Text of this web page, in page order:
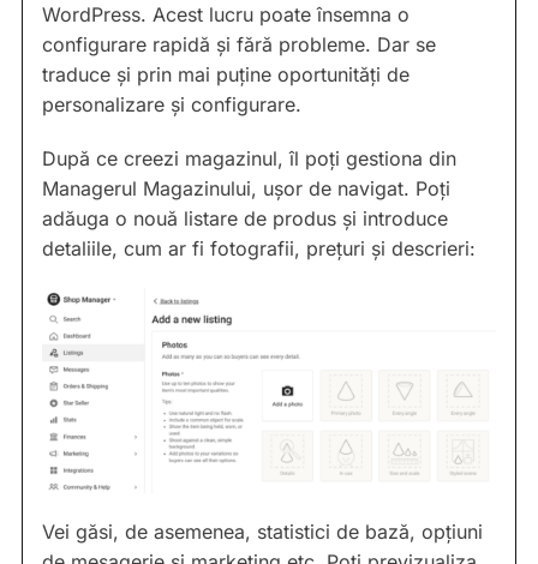
WordPress. Acest lucru poate însemna o
configurare rapidă și fără probleme. Dar se
traduce și prin mai puține oportunități de
personalizare și configurare.
După ce creezi magazinul, îl poți gestiona din
Managerul Magazinului, ușor de navigat. Poți
adăuga o nouă listare de produs și introduce
detaliile, cum ar fi fotografii, prețuri și descrieri:
Vei găsi, de asemenea, statistici de bază, opțiuni